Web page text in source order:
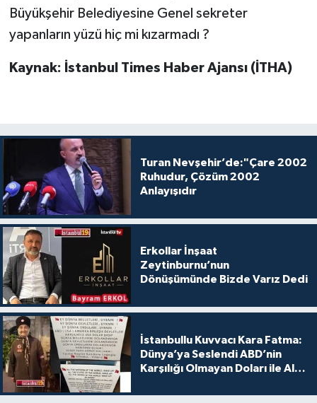
Büyükşehir Belediyesine Genel sekreter
yapanların yüzü hiç mi kızarmadı ?
Kaynak: İstanbul Times Haber Ajansı (İTHA)
Turan Nevşehir’de:"Çare 2002
Ruhudur, Çözüm 2002
Anlayışıdır
Erkollar İnşaat
Zeytinburnu’nun
Dönüşümünde Bizde Varız Dedi
İstanbullu Kuvvacı Kara Fatma:
Dünya’ya Seslendi ABD’nin
Karşılığı Olmayan Doları ile Alış